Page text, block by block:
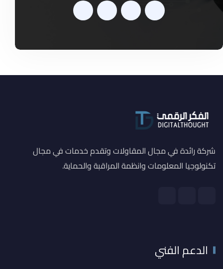
شركة رائدة في مجال المقاولات وتقدم خدمات في مجال
تكنولوجيا المعلومات وانظمة المراقبة والحماية.
الدعم الفني